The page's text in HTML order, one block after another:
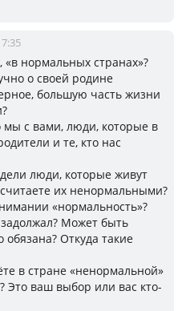
, «в нормальных странах»?
о своей родине
большую часть жизни
мы с вами, люди, которые в
и те, кто нас
люди, которые живут
их ненормальными?
«нормальность»?
Может быть
Откуда такие
в стране «ненормальной»
Это ваш выбор или вас кто-